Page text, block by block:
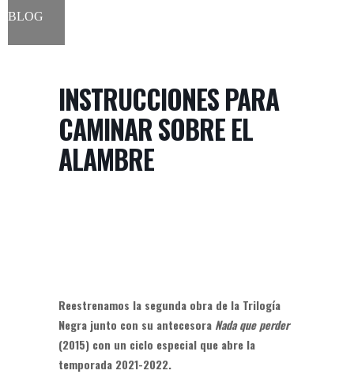
BLOG
INSTRUCCIONES PARA
CAMINAR SOBRE EL
ALAMBRE
Reestrenamos la segunda obra de la Trilogía
Negra junto con su antecesora Nada que perder
(2015) con un ciclo especial que abre la
temporada 2021-2022.